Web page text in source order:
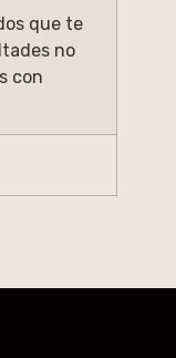
que te
no
con